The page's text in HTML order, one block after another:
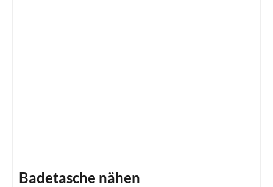
Badetasche nähen